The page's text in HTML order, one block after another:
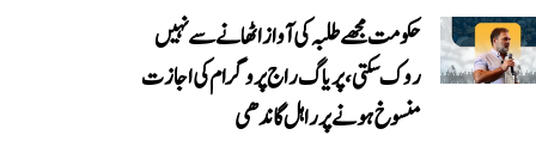
حکومت مجھے طلبہ کی آواز اٹھانے سے نہیں
روک سکتی، پریاگ راج پروگرام کی اجازت
منسوخ ہونے پر راہل گاندھی